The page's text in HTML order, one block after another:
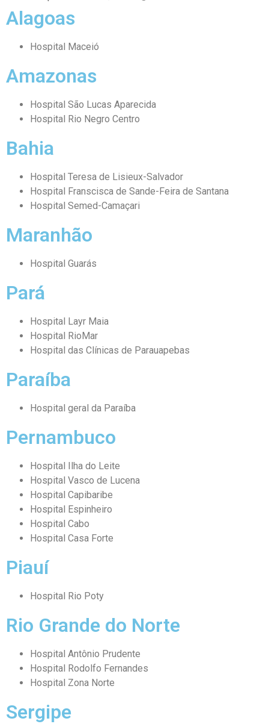
Alagoas
Hospital Maceió
Amazonas
Hospital São Lucas Aparecida
Hospital Rio Negro Centro
Bahia
Hospital Teresa de Lisieux-Salvador
Hospital Franscisca de Sande-Feira de Santana
Hospital Semed-Camaçari
Maranhão
Hospital Guarás
Pará
Hospital Layr Maia
Hospital RioMar
Hospital das Clínicas de Parauapebas
Paraíba
Hospital geral da Paraíba
Pernambuco
Hospital Ilha do Leite
Hospital Vasco de Lucena
Hospital Capibaribe
Hospital Espinheiro
Hospital Cabo
Hospital Casa Forte
Piauí
Hospital Rio Poty
Rio Grande do Norte
Hospital Antônio Prudente
Hospital Rodolfo Fernandes
Hospital Zona Norte
Sergipe